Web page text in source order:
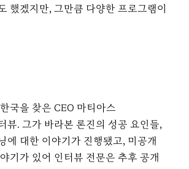
했겠지만,그만큼 다양한 프로그램이
국을 찾은 CEO 마티아스
뷰. 그가 바라본 론진의 성공 요인들,
에 대한 이야기가 진행됐고, 미공개
기가 있어 인터뷰 전문은 추후 공개